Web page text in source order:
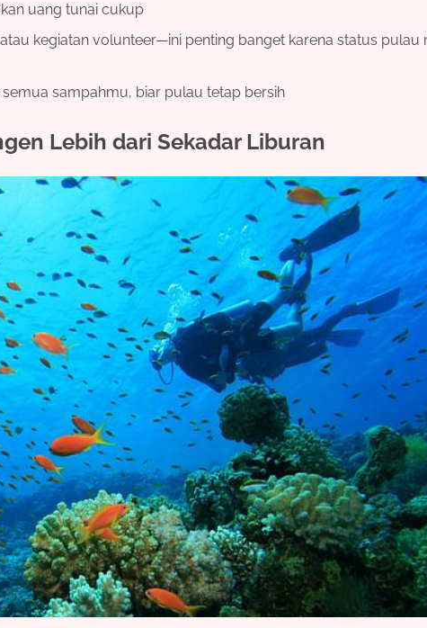
uang tunai cukup
kegiatan volunteer—ini penting banget karena status pulau
sampahmu, biar pulau tetap bersih
Lebih dari Sekadar Liburan